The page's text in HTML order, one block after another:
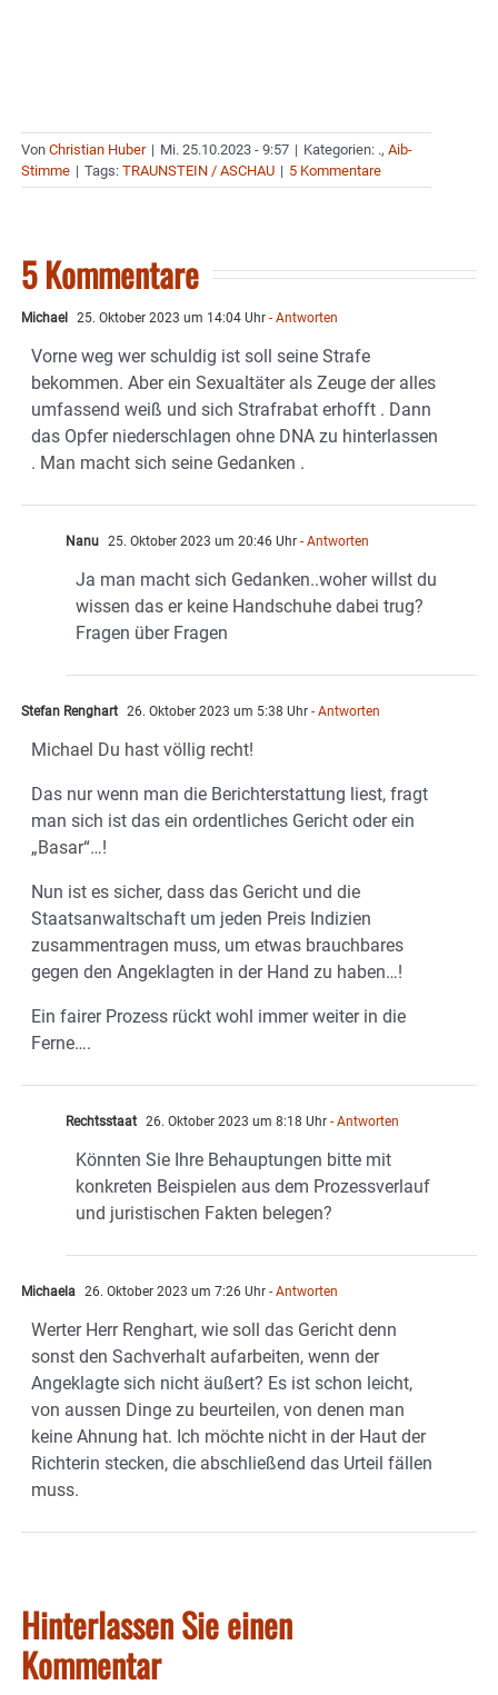
Von Christian Huber | Mi. 25.10.2023 - 9:57 | Kategorien: ., Aib-
Stimme | Tags: TRAUNSTEIN / ASCHAU | 5 Kommentare
5 Kommentare
Michael 25. Oktober 2023 um 14:04 Uhr - Antworten
Vorne weg wer schuldig ist soll seine Strafe
bekommen. Aber ein Sexualtäter als Zeuge der alles
umfassend weiß und sich Strafrabat erhofft . Dann
das Opfer niederschlagen ohne DNA zu hinterlassen
. Man macht sich seine Gedanken .
Nanu 25. Oktober 2023 um 20:46 Uhr - Antworten
Ja man macht sich Gedanken..woher willst du
wissen das er keine Handschuhe dabei trug?
Fragen über Fragen
Stefan Renghart 26. Oktober 2023 um 5:38 Uhr - Antworten
Michael Du hast völlig recht!
Das nur wenn man die Berichterstattung liest, fragt
man sich ist das ein ordentliches Gericht oder ein
„Basar“…!
Nun ist es sicher, dass das Gericht und die
Staatsanwaltschaft um jeden Preis Indizien
zusammentragen muss, um etwas brauchbares
gegen den Angeklagten in der Hand zu haben…!
Ein fairer Prozess rückt wohl immer weiter in die
Ferne….
Rechtsstaat 26. Oktober 2023 um 8:18 Uhr - Antworten
Könnten Sie Ihre Behauptungen bitte mit
konkreten Beispielen aus dem Prozessverlauf
und juristischen Fakten belegen?
Michaela 26. Oktober 2023 um 7:26 Uhr - Antworten
Werter Herr Renghart, wie soll das Gericht denn
sonst den Sachverhalt aufarbeiten, wenn der
Angeklagte sich nicht äußert? Es ist schon leicht,
von aussen Dinge zu beurteilen, von denen man
keine Ahnung hat. Ich möchte nicht in der Haut der
Richterin stecken, die abschließend das Urteil fällen
muss.
Hinterlassen Sie einen
Kommentar